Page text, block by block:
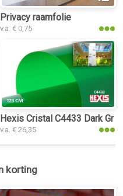
Privacy raamfolie
v.a. € 0,75
Hexis Cristal C4433 Dark
v.a. € 26,35
korting